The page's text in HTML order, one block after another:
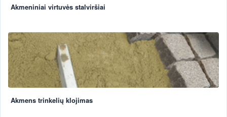
Akmeniniai virtuvės stalviršiai
Akmens trinkelių klojimas